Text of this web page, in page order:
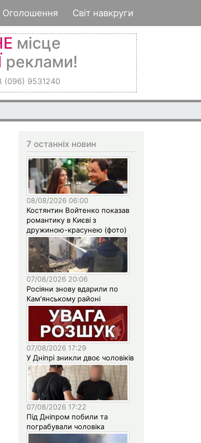
Оголошення Світ навкруги
місце
реклами!
(096) 9531240
7 останніх новин
08/08/2026 06:00
Костянтин Войтенко показав
романтику в Києві з
дружиною-красунею (фото)
07/08/2026 20:06
Росіяни знову вдарили по
Кам'янському районі
07/08/2026 17:29
У Дніпрі зникли двоє чоловіків
07/08/2026 17:22
Під Дніпром побили та
пограбували чоловіка